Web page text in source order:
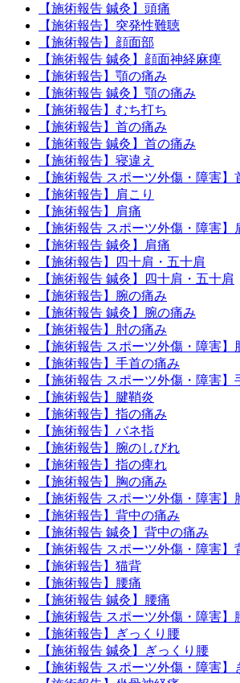
【施術報告 鍼灸】頭痛
【施術報告】突発性難聴
【施術報告】顔面部
【施術報告 鍼灸】顔面神経麻痺
【施術報告】顎の痛み
【施術報告 鍼灸】顎の痛み
【施術報告】むち打ち
【施術報告】首の痛み
【施術報告 鍼灸】首の痛み
【施術報告】寝違え
【施術報告 スポーツ外傷・障害】
【施術報告】肩こり
【施術報告】肩痛
【施術報告 スポーツ外傷・障害】
【施術報告 鍼灸】肩痛
【施術報告】四十肩・五十肩
【施術報告 鍼灸】四十肩・五十肩
【施術報告】腕の痛み
【施術報告 鍼灸】腕の痛み
【施術報告】肘の痛み
【施術報告 スポーツ外傷・障害】
【施術報告】手首の痛み
【施術報告 スポーツ外傷・障害】
【施術報告】腱鞘炎
【施術報告】指の痛み
【施術報告】バネ指
【施術報告】腕のしびれ
【施術報告】指の痺れ
【施術報告】胸の痛み
【施術報告 スポーツ外傷・障害】
【施術報告】背中の痛み
【施術報告 鍼灸】背中の痛み
【施術報告 スポーツ外傷・障害】
【施術報告】猫背
【施術報告】腰痛
【施術報告 鍼灸】腰痛
【施術報告 スポーツ外傷・障害】
【施術報告】ぎっくり腰
【施術報告 鍼灸】ぎっくり腰
【施術報告 スポーツ外傷・障害】